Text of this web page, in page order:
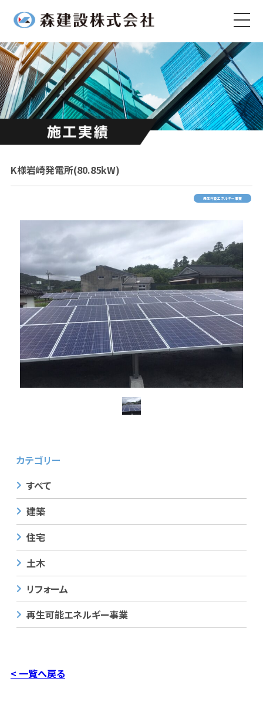
K様岩崎発電所(80.85kW)
再生可能エネルギー事業
カテゴリー
すべて
建築
住宅
土木
リフォーム
再生可能エネルギー事業
< 一覧へ戻る